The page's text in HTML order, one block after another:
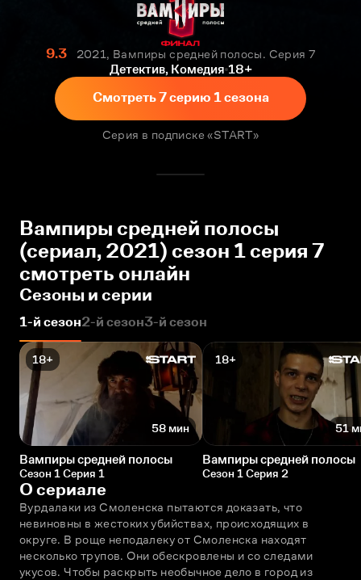
9.3
2021, Вампиры средней полосы. Серия 7
Детектив, Комедия 18+
Смотреть 7 серию 1 сезона
Серия в подписке «START»
Вампиры средней полосы
(сериал, 2021) сезон 1 серия 7
смотреть онлайн
Сезоны и серии
1-й сезон2-й сезон3-й сезон
18+
58 мин
Вампиры средней полосы
Сезон 1 Серия 1
18+
51
Вампиры средней полосы
Сезон 1 Серия 2
О сериале
Вурдалаки из Смоленска пытаются доказать, что
невиновны в жестоких убийствах, происходящих в
округе. В роще неподалеку от Смоленска находят
несколько трупов. Они обескровлены и со следами
укусов. Чтобы раскрыть необычное дело в город из